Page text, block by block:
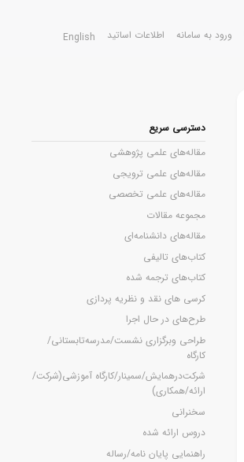
ورود به سامانه اطلاعات اساتید English
دسترسی سریع
مقاله‌های علمی پژوهشی
مقاله‌های علمی ترویجی
مقاله‌های علمی تخصصی
مجموعه مقالات
مقاله‌های دانشنامه‌ای
كتاب‌های تالیفی
کتاب‌های ترجمه شده
کرسی های نقد و نظریه پردازی
طرح‌های در حال اجرا
طراحی وبرگزاری نشست‌/مدرسه‌تابستانی/
کارگاه
شرکت‌درهمایش/سمینار/کارگاه آموزشی(شرکت/
ارائه/همکاری)
سخنرانی
دروس ارائه شده
راهنمایی پایان نامه/رساله